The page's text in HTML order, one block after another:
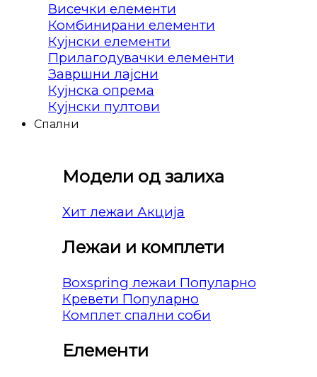
Висечки елементи
Комбинирани елементи
Кујнски елементи
Прилагодувачки елементи
Завршни лајсни
Кујнска опрема
Кујнски пултови
Спални
Модели од залиха
Хит лежаи
Лежаи и комплети
Boxspring лежаи
Кревети
Комплет спални соби
Елементи